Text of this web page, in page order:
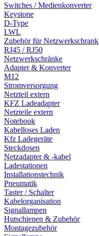
Switches / Medienkonverter
Keystone
D-Type
LWL
Zubehör für Netzwerkschrank
RJ45 / RJ50
Netzwerkschränke
Adapter & Konverter
M12
Stromversorgung
Netzteil extern
KFZ Ladeadapter
Netzteile extern
Notebook
Kabelloses Laden
Kfz Ladegeräte
Steckdosen
Netzadapter & -kabel
Ladestationen
Installationstechnik
Pneumatik
Taster / Schalter
Kabelorganisation
Signallampen
Hutschienen & Zubehör
Montagezubehör